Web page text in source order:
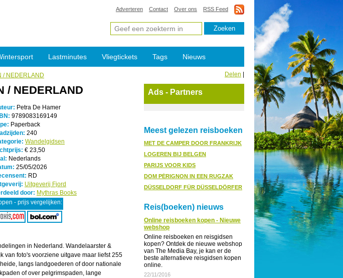
Adverteren Contact Over ons RSS Feed
Lastminutes Vliegtickets Tags Nieuws
/ NEDERLAND Delen
/ NEDERLAND
Petra De Hamer
9789083169149
Paperback
240
Wandelgidsen
€ 23,50
Nederlands
25/05/2026
RD
Uitgeverij Fjord
door: Mythras Books
- prijs vergelijken:
in Nederland. Wandelaarster &
van foto's voorziene uitgave maar liefst 255
langs landgoederen of door nationale
of over pelgrimspaden, lange
Ads - Partners
Meest gelezen reisboeken
MET DE CAMPER DOOR FRANKRIJK
LOGEREN BIJ BELGEN
PARIJS VOOR KIDS
DOM PÉRIGNON IN EEN RUGZAK
DÜSSELDORF FÜR DÜSSELDÖRFER
Reis(boeken) nieuws
Online reisboeken kopen - Nieuwe
webshop
Online reisboeken en reisgidsen
kopen? Ontdek de nieuwe webshop
van The Media Bay, je kan er de
beste alternatieve reisgidsen kopen
online.
22/11/2016